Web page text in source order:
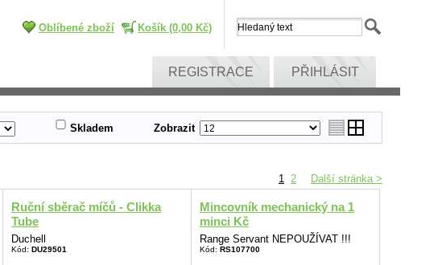
Oblíbené zboží Košík (0,00 Kč)
REGISTRACE PŘIHLÁSIT
Skladem Zobrazit
Další stránka >
1 2
Ruční sběrač míčů - Clikka
Tube
Duchell
Kód: DU29501
Mincovník mechanický na 1
minci Kč
Range Servant NEPOUŽÍVAT !!!
Kód: RS107700